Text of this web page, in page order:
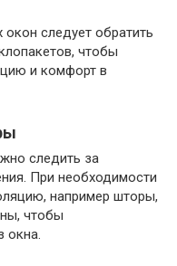
следует обратить
чтобы
и комфорт в
следить за
При необходимости
например шторы,
чтобы
окна.